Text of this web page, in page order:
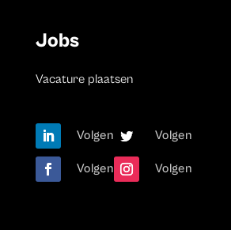
Jobs
Vacature plaatsen
Volgen Volgen
Volgen Volgen